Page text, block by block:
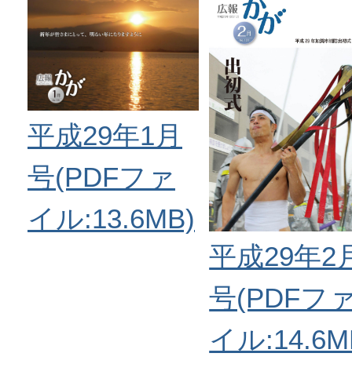
平成29年1月
号(PDFファ
イル:13.6MB)
平成29年2
号(PDFフ
イル